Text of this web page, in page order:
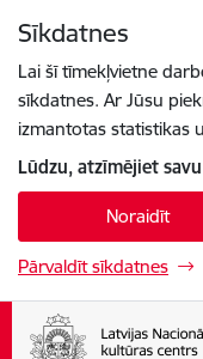
Sīkdatnes
Lai šī tīmekļvietne
sīkdatnes. Ar Jūsu
izmantotas statistikas
Lūdzu, atzīmējiet
Noraidīt
Pārvaldīt sīkdatnes